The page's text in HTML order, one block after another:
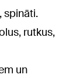
spināti.
rutkus,
un